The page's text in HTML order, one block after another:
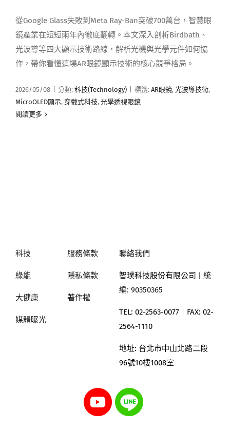
會員帳號
中文
從Google Glass失敗到Meta Ray-Ban突破700萬台，智慧眼
鏡產業在短短兩年內徹底翻轉。本文深入剖析Birdbath、
光波導等四大顯示技術路線，解析光機與光學元件如何協
作，帶你看懂這場AR眼鏡顯示技術的核心競爭格局。
2026/05/08 分類: 科技(Technology) 標籤: AR眼鏡, 光波導技術,
MicroOLED顯示, 穿戴式科技, 光學透視眼鏡
閱讀更多
科技
綠能
大健康
媒體曝光
服務條款
隱私條款
著作權
聯絡我們
智璞科技股份有限公司
| 統
編: 90350365
TEL: 02-2563-0077｜ FAX: 02-
2564-1110
地址: 台北市中山北路二段
96號10樓1008室